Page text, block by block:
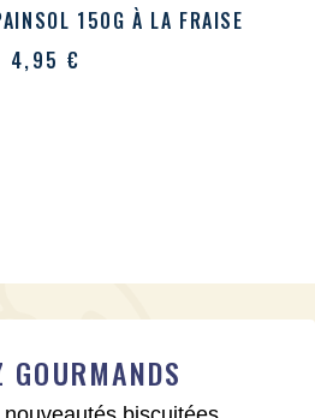
150G À LA FRAISE
4,95 €
GOURMANDS